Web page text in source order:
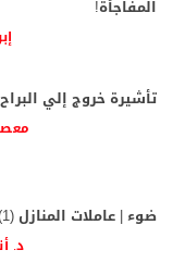
المفاجأة!
تأشيرة خروج إلي
ضوء | عاملات المنازل (1)
د.